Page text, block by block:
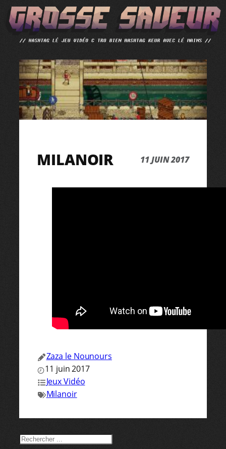
ALLER
AU
CONTENU
MILANOIR 11 JUIN 2017
Zaza le Nounours
11 juin 2017
Jeux Vidéo
Milanoir
RECHERCHER